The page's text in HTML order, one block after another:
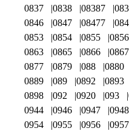
0837
0838 08387
0846
0847 08477
0853
0854 0855 0856
0863
0865 0866 0867
0877
0879 088 0880
0889
089 0892 0893
0898
092 0920 093
0944
0946 0947 0948
0954
0955 0956 0957